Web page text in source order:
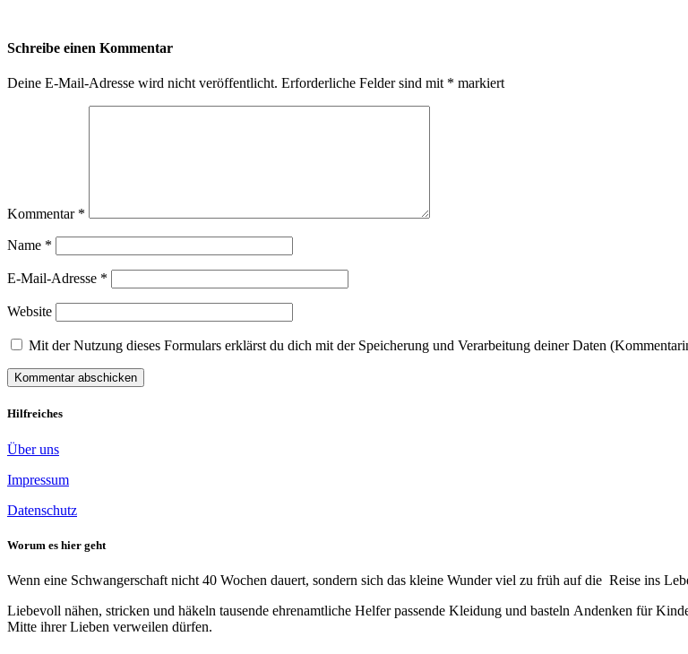
Schreibe einen Kommentar
Deine E-Mail-Adresse wird nicht veröffentlicht. Erforderliche Felder sind mit * markiert
Kommentar *
Name *
E-Mail-Adresse *
Website
Mit der Nutzung dieses Formulars erklärst du dich mit der Speicherung und Verarbeitung deiner Daten
Hilfreiches
Über uns
Impressum
Datenschutz
Worum es hier geht
Wenn eine Schwangerschaft nicht 40 Wochen dauert, sondern sich das kleine Wunder viel zu früh auf die Reise ins
Liebevoll nähen, stricken und häkeln tausende ehrenamtliche Helfer passende Kleidung und basteln Andenken für
Mitte ihrer Lieben verweilen dürfen.